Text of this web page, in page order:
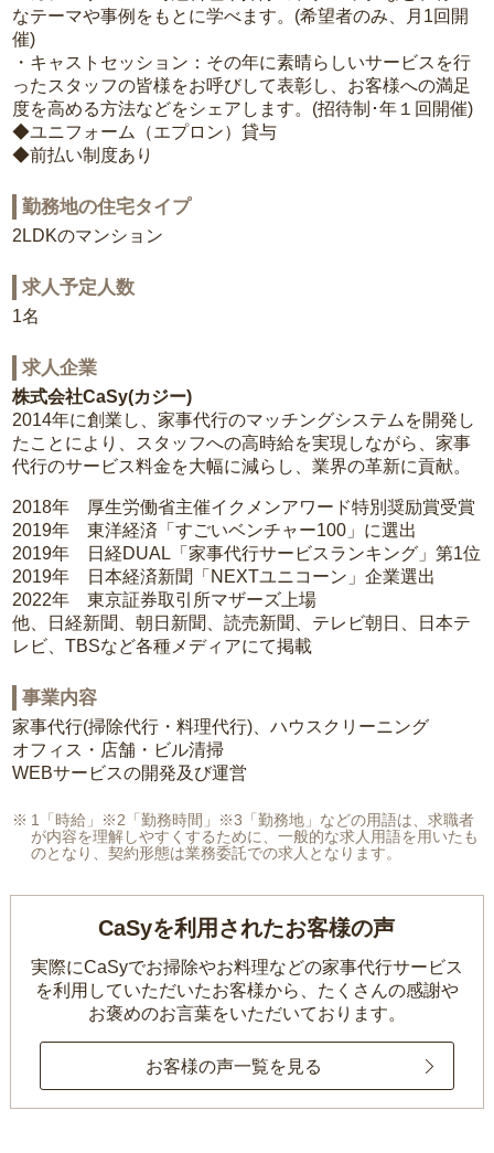
なテーマや事例をもとに学べます。(希望者のみ、月1回開
催)
・キャストセッション：その年に素晴らしいサービスを行
ったスタッフの皆様をお呼びして表彰し、お客様への満足
度を高める方法などをシェアします。(招待制･年１回開催)
◆ユニフォーム（エプロン）貸与
◆前払い制度あり
勤務地の住宅タイプ
2LDKのマンション
求人予定人数
1名
求人企業
株式会社CaSy(カジー)
2014年に創業し、家事代行のマッチングシステムを開発し
たことにより、スタッフへの高時給を実現しながら、家事
代行のサービス料金を大幅に減らし、業界の革新に貢献。
2018年 厚生労働省主催イクメンアワード特別奨励賞受賞
2019年 東洋経済「すごいベンチャー100」に選出
2019年 日経DUAL「家事代行サービスランキング」第1位
2019年 日本経済新聞「NEXTユニコーン」企業選出
2022年 東京証券取引所マザーズ上場
他、日経新聞、朝日新聞、読売新聞、テレビ朝日、日本テ
レビ、TBSなど各種メディアにて掲載
事業内容
家事代行(掃除代行・料理代行)、ハウスクリーニング
オフィス・店舗・ビル清掃
WEBサービスの開発及び運営
1「時給」※2「勤務時間」※3「勤務地」などの用語は、求職者
が内容を理解しやすくするために、一般的な求人用語を用いたも
のとなり、契約形態は業務委託での求人となります。
CaSyを利用されたお客様の声
実際にCaSyでお掃除やお料理などの家事代行サービス
を利用していただいたお客様から、 たくさんの感謝や
お褒めのお言葉をいただいております。
お客様の声一覧を見る